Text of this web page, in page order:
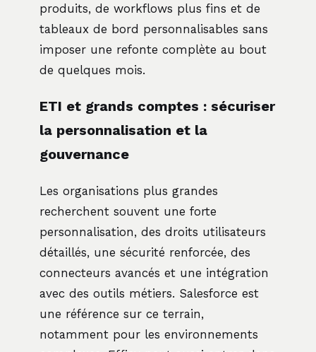
produits, de workflows plus fins et de
tableaux de bord personnalisables sans
imposer une refonte complète au bout
de quelques mois.
ETI et grands comptes : sécuriser
la personnalisation et la
gouvernance
Les organisations plus grandes
recherchent souvent une forte
personnalisation, des droits utilisateurs
détaillés, une sécurité renforcée, des
connecteurs avancés et une intégration
avec des outils métiers. Salesforce est
une référence sur ce terrain,
notamment pour les environnements